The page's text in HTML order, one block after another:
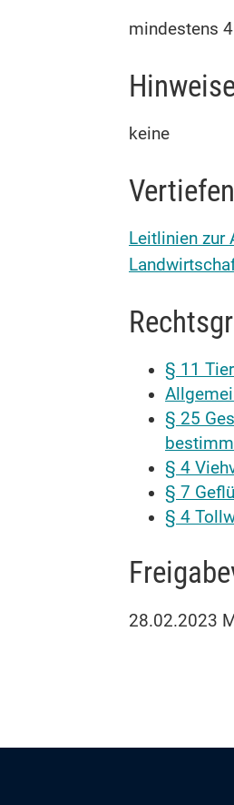
mindestens
keine
Leitlinien zur
§ 11
§ 25
§ 4
§ 7
§ 4
28.02.2023